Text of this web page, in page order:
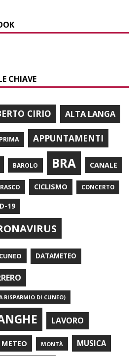
CHIAVE
CIRIO ALTA LANGA
APPUNTAMENTI
BAROLO BRA CANALE
CICLISMO CONCERTO
19
CUNEO DATAMETEO
RISPARMIO DI CUNEO)
LAVORO
METEO MONTÀ MUSICA